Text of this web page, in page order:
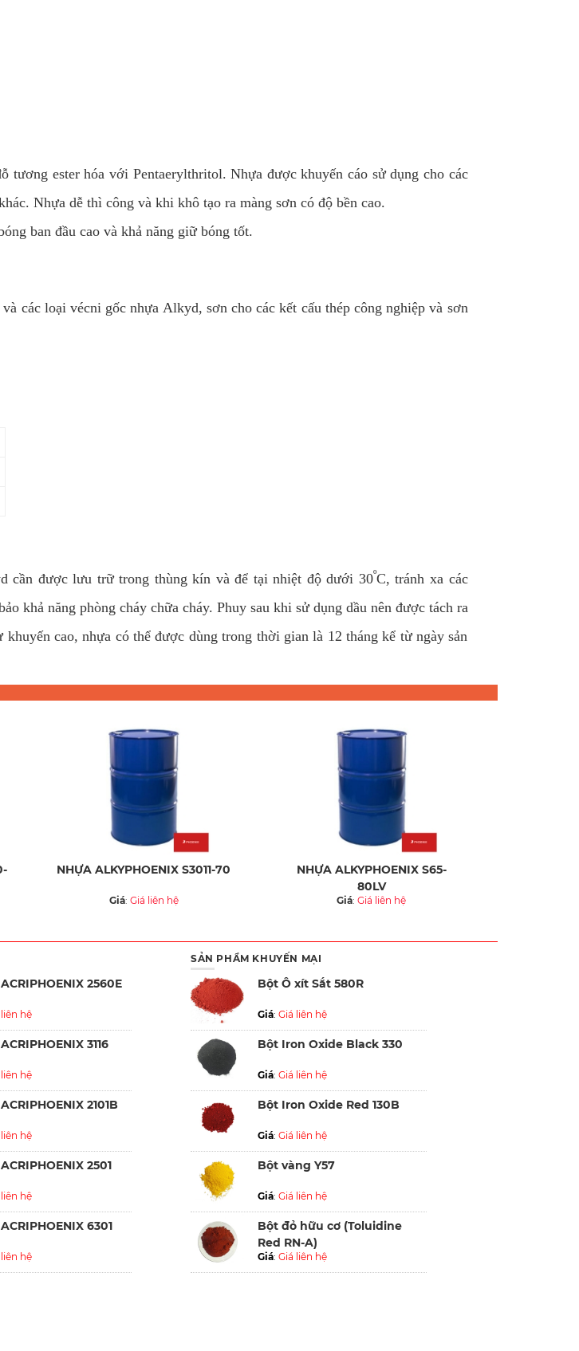
ester hóa với Pentaerylthritol. Nhựa được khuyến cáo sử dụng cho các
Nhựa dễ thì công và khi khô tạo ra màng sơn có độ bền cao.
ban đầu cao và khả năng giữ bóng tốt.
các loại vécni gốc nhựa Alkyd, sơn cho các kết cấu thép công nghiệp và sơn
cần được lưu trữ trong thùng kín và để tại nhiệt độ dưới 30ºC, tránh xa các
khả năng phòng cháy chữa cháy. Phuy sau khi sử dụng dầu nên được tách ra
cao, nhựa có thể được dùng trong thời gian là 12 tháng kể từ ngày sản
NHỰA ALKYPHOENIX S3011-70
Giá: Giá liên hệ
NHỰA ALKYPHOENIX S65-
80LV
Giá: Giá liên hệ
2560E
hệ
3116
hệ
2101B
hệ
2501
hệ
6301
hệ
SẢN PHẨM KHUYẾN MẠI
Bột Ô xít Sắt 580R
Giá: Giá liên hệ
Bột Iron Oxide Black 330
Giá: Giá liên hệ
Bột Iron Oxide Red 130B
Giá: Giá liên hệ
Bột vàng Y57
Giá: Giá liên hệ
Bột đỏ hữu cơ (Toluidine
Red RN-A)
Giá: Giá liên hệ